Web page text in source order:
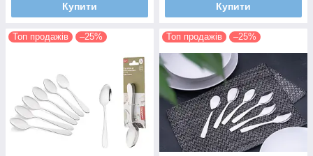
Купити Купити
Топ продажів –25% Топ продажів –25%